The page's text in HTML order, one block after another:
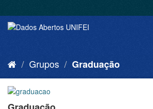
Grupos Graduação